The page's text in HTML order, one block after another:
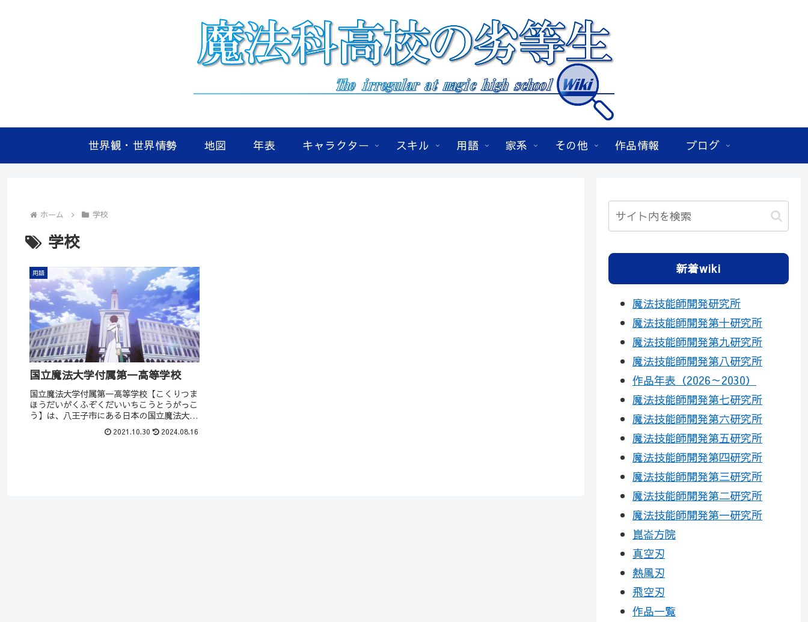
世界観・世界情勢 地図 年表 キャラクター スキル 用語 家系 その他 作品情報 ブログ
ホーム 学校
学校
用語
国立魔法大学付属第一高等学校
国立魔法大学付属第一高等学校【こくりつま
ほうだいがくふぞくだいいちこうとうがっこ
う】は、八王子市にある日本の国立魔法大学
付属高等学校（魔法科高校）。「第一高校」
「一高」などの略称で呼ばれる。
2021.10.30 2024.08.16
新着wiki
魔法技能師開発研究所
魔法技能師開発第十研究所
魔法技能師開発第九研究所
魔法技能師開発第八研究所
作品年表（2026～2030）
魔法技能師開発第七研究所
魔法技能師開発第六研究所
魔法技能師開発第五研究所
魔法技能師開発第四研究所
魔法技能師開発第三研究所
魔法技能師開発第二研究所
魔法技能師開発第一研究所
崑崙方院
真空刃
熱風刃
飛空刃
作品一覧